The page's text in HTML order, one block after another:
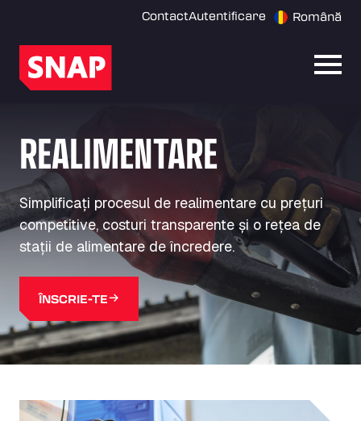
ContactAutentificare Română
REALIMENTARE
Simplificați procesul de realimentare cu prețuri
competitive, costuri transparente și o rețea de
stații de alimentare de încredere.
ÎNSCRIE-TE